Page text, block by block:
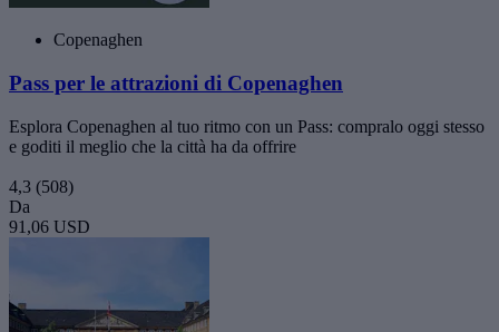
Copenaghen
Pass per le attrazioni di Copenaghen
Esplora Copenaghen al tuo ritmo con un Pass: compralo oggi stesso
e goditi il meglio che la città ha da offrire
4,3 (508)
Da
91,06 USD